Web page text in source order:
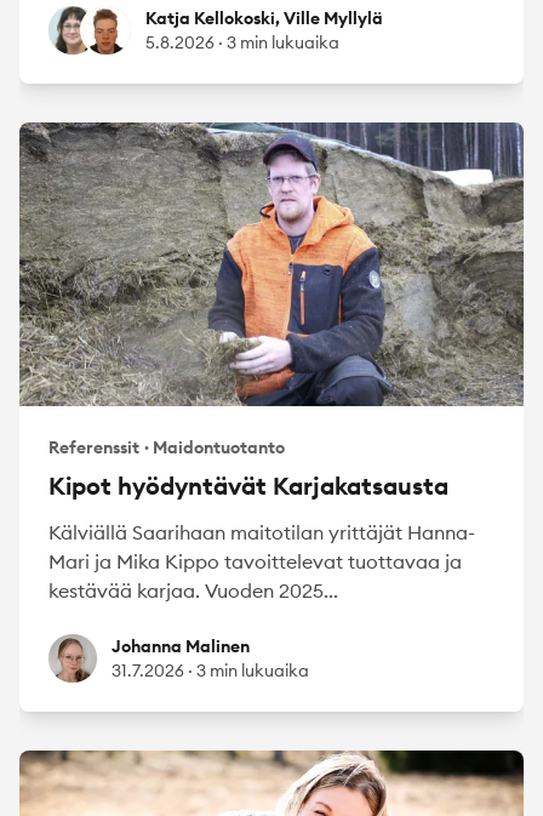
Katja Kellokoski
Ville MyllyläKatja Kellokoski, Ville Myllylä
5.8.2026 · 3 min lukuaika
Referenssit · Maidontuotanto
Kipot hyödyntävät Karjakatsausta
Kälviällä Saarihaan maitotilan yrittäjät Hanna-
Mari ja Mika Kippo tavoittelevat tuottavaa ja
kestävää karjaa. Vuoden 2025...
Johanna Malinen
Johanna Malinen
31.7.2026 · 3 min lukuaika